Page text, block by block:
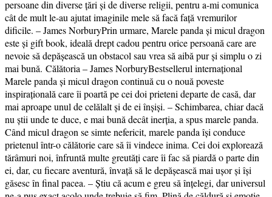
persoane din diverse țări și de diverse religii, pentru a-mi comunica
cât de mult le-au ajutat imaginile mele să facă față vremurilor
dificile. – James NorburyPrin urmare, Marele panda și micul dragon
este și gift book, ideală drept cadou pentru orice persoană care are
nevoie să depășească un obstacol sau vrea să aibă pur și simplu o zi
mai bună. Călătoria – James NorburyBestsellerul internațional
Marele panda și micul dragon continuă cu o nouă poveste
inspirațională care îi poartă pe cei doi prieteni departe de casă, dar
mai aproape unul de celălalt și de ei înșiși. – Schimbarea, chiar dacă
nu știi unde te duce, e mai bună decât inerția, a spus marele panda.
Când micul dragon se simte nefericit, marele panda își conduce
prietenul într-o călătorie care să îi vindece inima. Cei doi explorează
tărâmuri noi, înfruntă multe greutăți care îi fac să piardă o parte din
ei, dar, cu fiecare aventură, învață să le depășească mai ușor și își
găsesc în final pacea. – Știu că acum e greu să înțelegi, dar universul